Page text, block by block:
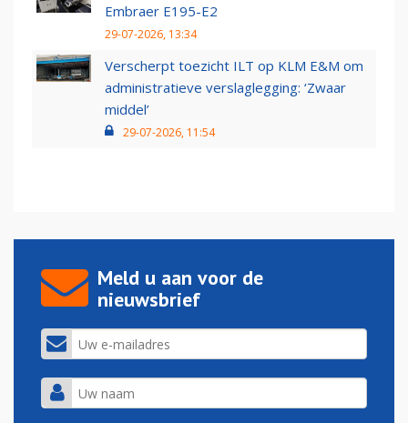
Embraer E195-E2
29-07-2026, 13:34
Verscherpt toezicht ILT op KLM E&M om
administratieve verslaglegging: ‘Zwaar
middel’
29-07-2026, 11:54
Meld u aan voor de
nieuwsbrief